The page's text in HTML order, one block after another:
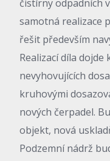
čistírny odpadních
samotná realizace
řešit především
Realizací díla dojde
nevyhovujících
kruhovými
nových čerpadel.
objekt, nová
Podzemní nádrž